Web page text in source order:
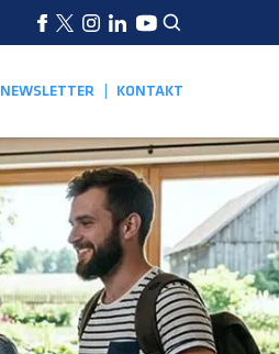
NEWSLETTER KONTAKT